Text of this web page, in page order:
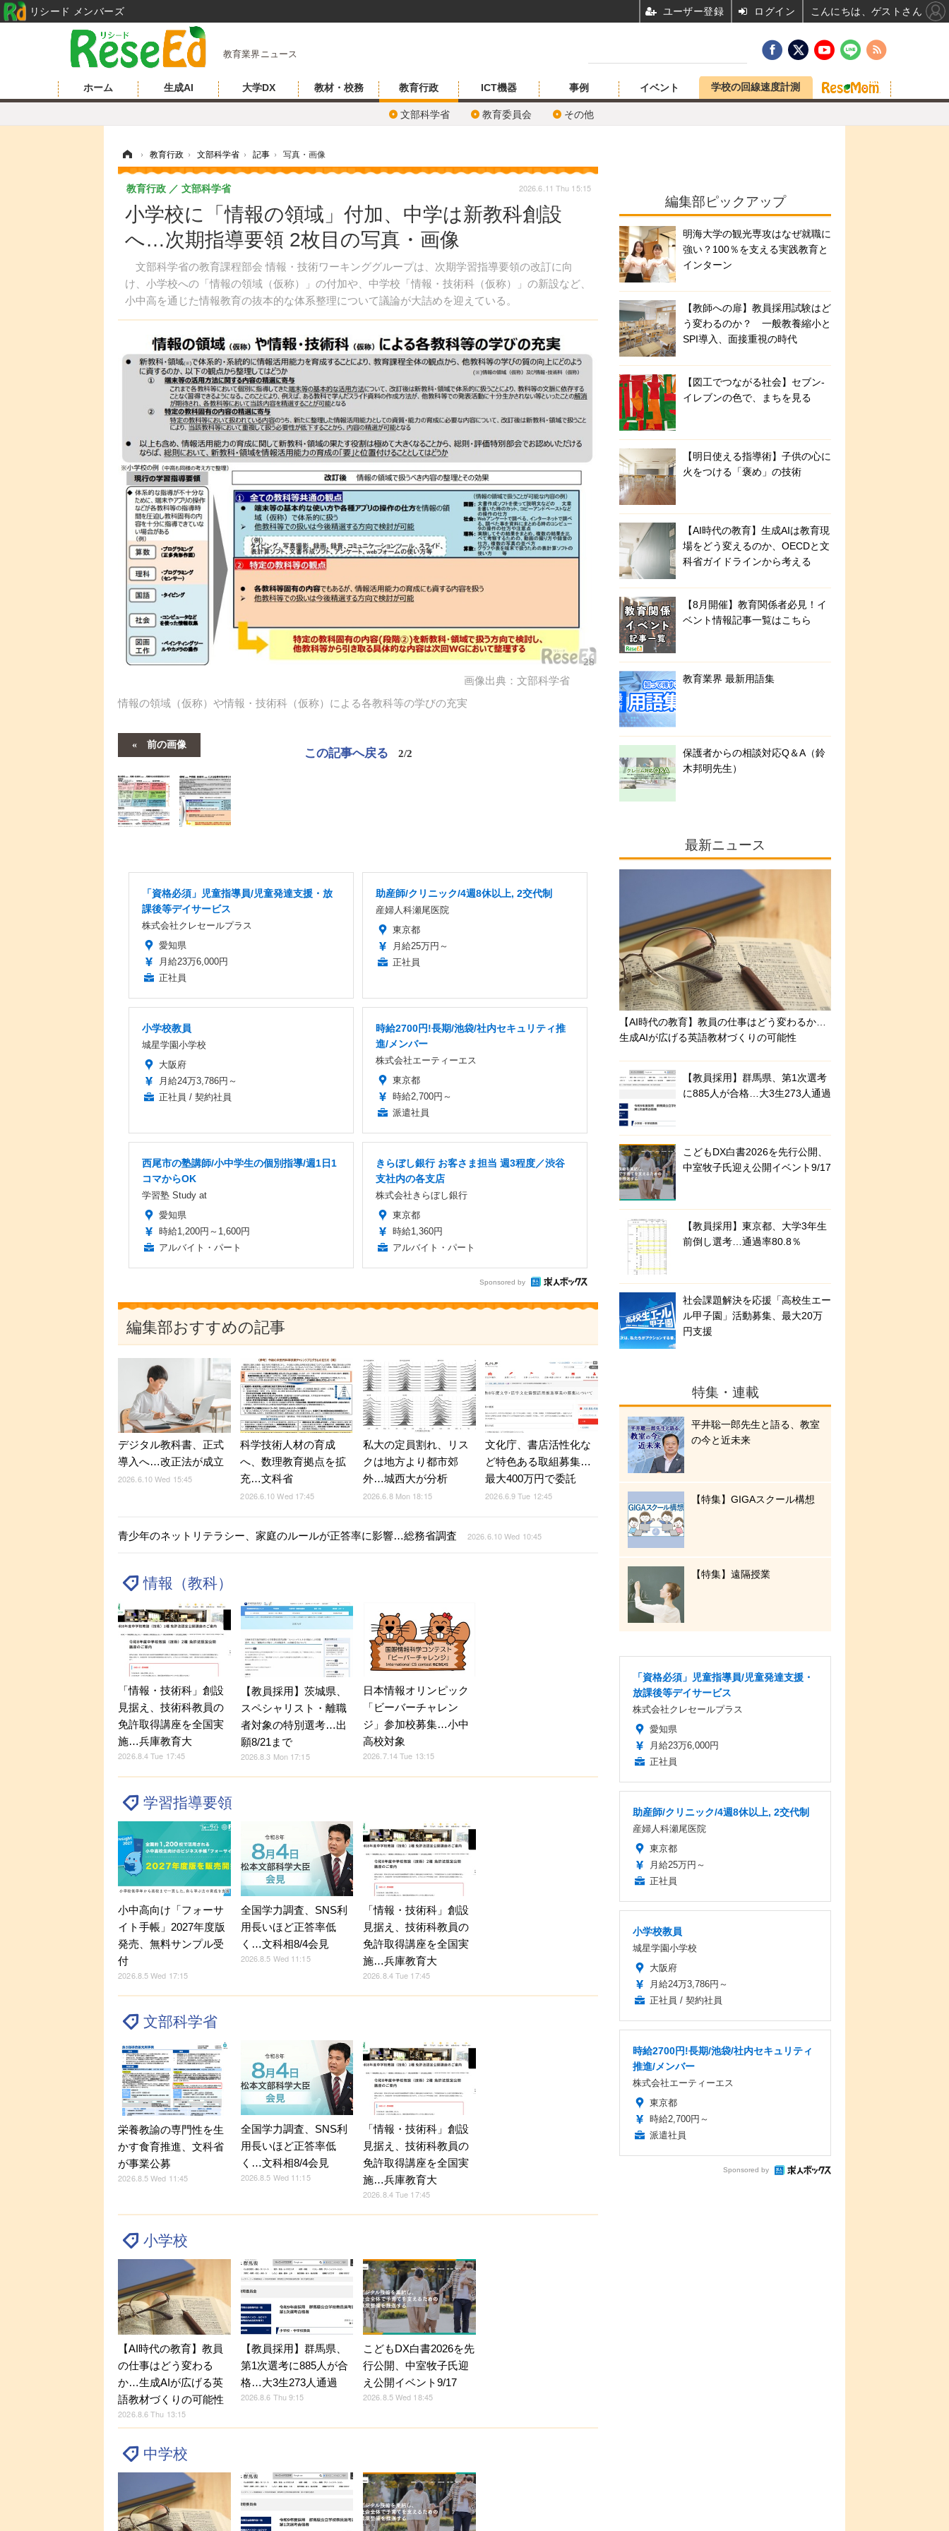
教育業界ニュース
ホーム 生成AI 大学DX 教材・校務 教育行政
文部科学省 教育委員会 その他
ICT機器 事例 イベント 学校の回線速度計測
› 教育行政 › 文部科学省 › 記事 › 写真・画像
小学校に「情報の領域」付加、中学は新教科創設
へ…次期指導要領 2枚目の写真・画像
文部科学省の教育課程部会 情報・技術ワーキンググループは、次期学習指導要領の改訂に向
け、小学校への「情報の領域（仮称）」の付加や、中学校「情報・技術科（仮称）」の新設など、
小中高を通じた情報教育の抜本的な体系整理について議論が大詰めを迎えている。
教育行政 文部科学省 2026.6.11 Thu 15:15
画像出典：文部科学省
情報の領域（仮称）や情報・技術科（仮称）による各教科等の学びの充実
前の画像
この記事へ戻る 2/2
「資格必須」児童指導員/児童発達支援・放
課後等デイサービス
株式会社クレセールプラス
愛知県
月給23万6,000円
正社員
助産師/クリニック/4週8休以上, 2交代制
産婦人科瀬尾医院
東京都
月給25万円～
正社員
小学校教員
城星学園小学校
大阪府
月給24万3,786円～
正社員 / 契約社員
時給2700円!長期/池袋/社内セキュリティ推
進/メンバー
株式会社エーティーエス
東京都
時給2,700円～
派遣社員
西尾市の塾講師/小中学生の個別指導/週1日1
コマからOK
学習塾 Study at
愛知県
時給1,200円～1,600円
アルバイト・パート
きらぼし銀行 お客さま担当 週3程度／渋谷
支社内の各支店
株式会社きらぼし銀行
東京都
時給1,360円
アルバイト・パート
Sponsored by
編集部おすすめの記事
デジタル教科書、正式
導入へ…改正法が成立
2026.6.10 Wed 15:45
科学技術人材の育成
へ、数理教育拠点を拡
充…文科省
2026.6.10 Wed 17:45
私大の定員割れ、リス
クは地方より都市郊
外…城西大が分析
2026.6.8 Mon 18:15
文化庁、書店活性化な
ど特色ある取組募集…
最大400万円で委託
2026.6.9 Tue 12:45
青少年のネットリテラシー、家庭のルールが正答率に影響…総務省調査 2026.6.10 Wed 10:45
情報（教科）
「情報・技術科」創設
見据え、技術科教員の
免許取得講座を全国実
施…兵庫教育大
2026.8.4 Tue 17:45
【教員採用】茨城県、
スペシャリスト・離職
者対象の特別選考…出
願8/21まで
2026.8.3 Mon 17:15
日本情報オリンピック
「ビーバーチャレン
ジ」参加校募集…小中
高校対象
2026.7.14 Tue 13:15
学習指導要領
小中高向け「フォーサ
イト手帳」2027年度版
発売、無料サンプル受
付
2026.8.5 Wed 17:15
全国学力調査、SNS利
用長いほど正答率低
く…文科相8/4会見
2026.8.5 Wed 11:15
「情報・技術科」創設
見据え、技術科教員の
免許取得講座を全国実
施…兵庫教育大
2026.8.4 Tue 17:45
文部科学省
栄養教諭の専門性を生
かす食育推進、文科省
が事業公募
2026.8.5 Wed 11:45
全国学力調査、SNS利
用長いほど正答率低
く…文科相8/4会見
2026.8.5 Wed 11:15
「情報・技術科」創設
見据え、技術科教員の
免許取得講座を全国実
施…兵庫教育大
2026.8.4 Tue 17:45
小学校
【AI時代の教育】教員
の仕事はどう変わる
か…生成AIが広げる英
語教材づくりの可能性
2026.8.6 Thu 13:15
【教員採用】群馬県、
第1次選考に885人が合
格…大3生273人通過
2026.8.6 Thu 9:15
こどもDX白書2026を先
行公開、中室牧子氏迎
え公開イベント9/17
2026.8.5 Wed 18:45
中学校
編集部ピックアップ
明海大学の観光専攻はなぜ就職に
強い？100％を支える実践教育と
インターン
【教師への扉】教員採用試験はど
う変わるのか？ 一般教養縮小と
SPI導入、面接重視の時代
【図工でつながる社会】セブン‐
イレブンの色で、まちを見る
【明日使える指導術】子供の心に
火をつける「褒め」の技術
【AI時代の教育】生成AIは教育現
場をどう変えるのか、OECDと文
科省ガイドラインから考える
【8月開催】教育関係者必見！イ
ベント情報記事一覧はこちら
教育業界 最新用語集
保護者からの相談対応Q＆A（鈴
木邦明先生）
最新ニュース
【AI時代の教育】教員の仕事はどう変わるか…
生成AIが広げる英語教材づくりの可能性
【教員採用】群馬県、第1次選考
に885人が合格…大3生273人通過
こどもDX白書2026を先行公開、
中室牧子氏迎え公開イベント9/17
【教員採用】東京都、大学3年生
前倒し選考…通過率80.8％
社会課題解決を応援「高校生エー
ル甲子園」活動募集、最大20万
円支援
特集・連載
平井聡一郎先生と語る、教室
の今と近未来
【特集】GIGAスクール構想
【特集】遠隔授業
「資格必須」児童指導員/児童発達支援・
放課後等デイサービス
株式会社クレセールプラス
愛知県
月給23万6,000円
正社員
助産師/クリニック/4週8休以上, 2交代制
産婦人科瀬尾医院
東京都
月給25万円～
正社員
小学校教員
城星学園小学校
大阪府
月給24万3,786円～
正社員 / 契約社員
時給2700円!長期/池袋/社内セキュリティ
推進/メンバー
株式会社エーティーエス
東京都
時給2,700円～
派遣社員
Sponsored by
リシード メンバーズ ユーザー登録 ログイン こんにちは、ゲストさん